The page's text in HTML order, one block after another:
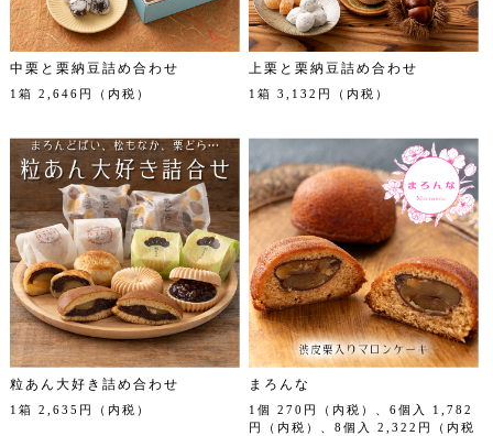
中栗と栗納豆詰め合わせ
1箱 2,646円（内税）
上栗と栗納豆詰め合わせ
1箱 3,132円（内税）
粒あん大好き詰め合わせ
1箱 2,635円（内税）
まろんな
1個 270円（内税）、6個入 1,782
円（内税）、8個入 2,322円（内税